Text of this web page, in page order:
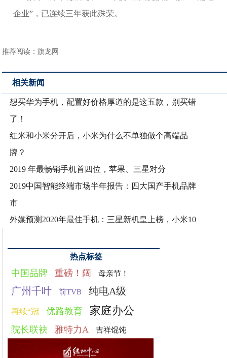
企业”，已连续三年获此殊荣。
推荐阅读：旗龙网
相关新闻
想买华为手机，配置好价格厚道的是这五款，别买错
了！
红米和小米分开后，小米为什么不单独做个高端品
牌？
2019 年最畅销手机首四位，苹果、三星对分
2019中国智能终端市场半年报告：四大国产手机品牌
市
外媒预测2020年最佳手机：三星新机皇上榜，小米10
热点标签
中国品牌 重磅！阔 母亲节！
广州千叶 前TVB 纯电A级
再续“冠 优路教育 家庭办公
院长联袂 雅特力A 吉祥馄饨